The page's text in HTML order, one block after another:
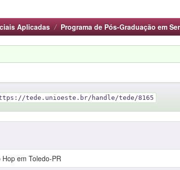
Aplicadas Programa de Pós-Graduação em
tede.unioeste.br/handle/tede/8165
em Toledo-PR